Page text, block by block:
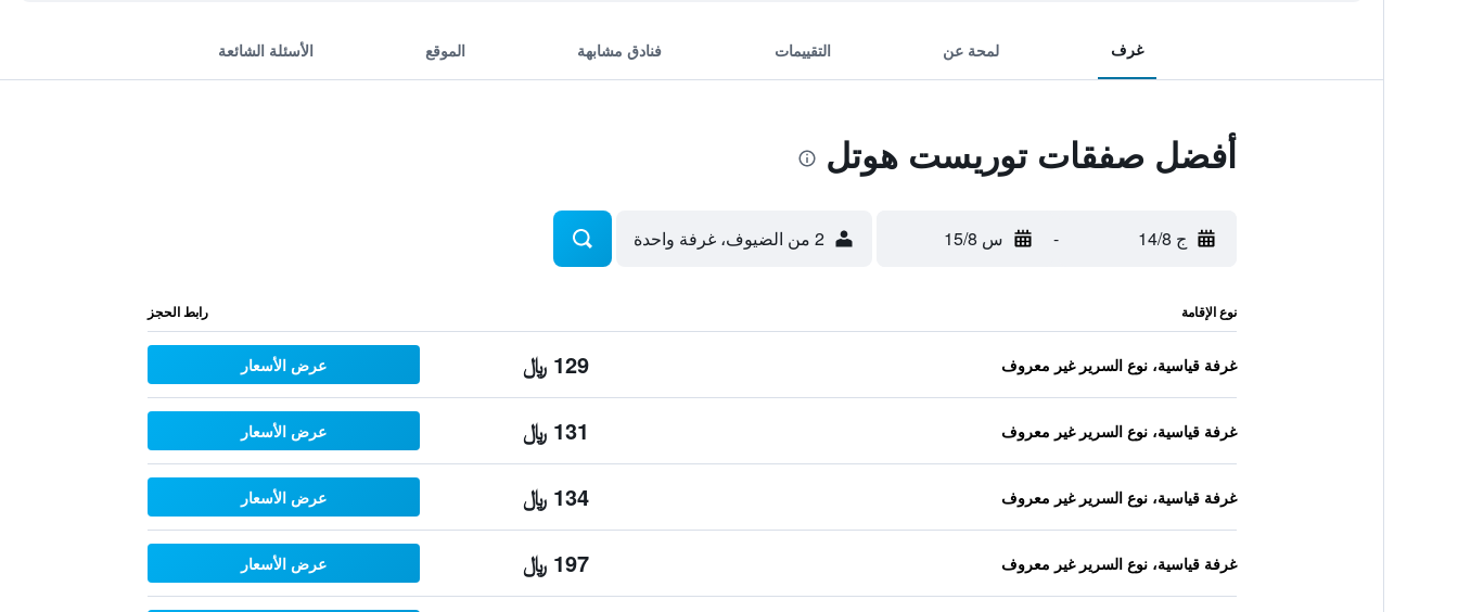
غرف لمحة عن التقييمات فنادق مشابهة الموقع الأسئلة الشائعة
أفضل صفقات توريست هوتل
ج 14/8 - س 15/8 2 من الضيوف، غرفة واحدة
نوع الإقامة رابط الحجز
غرفة قياسية، نوع السرير غير معروف 129 ﷼ عرض الأسعار
غرفة قياسية، نوع السرير غير معروف 131 ﷼ عرض الأسعار
غرفة قياسية، نوع السرير غير معروف 134 ﷼ عرض الأسعار
غرفة قياسية، نوع السرير غير معروف 197 ﷼ عرض الأسعار